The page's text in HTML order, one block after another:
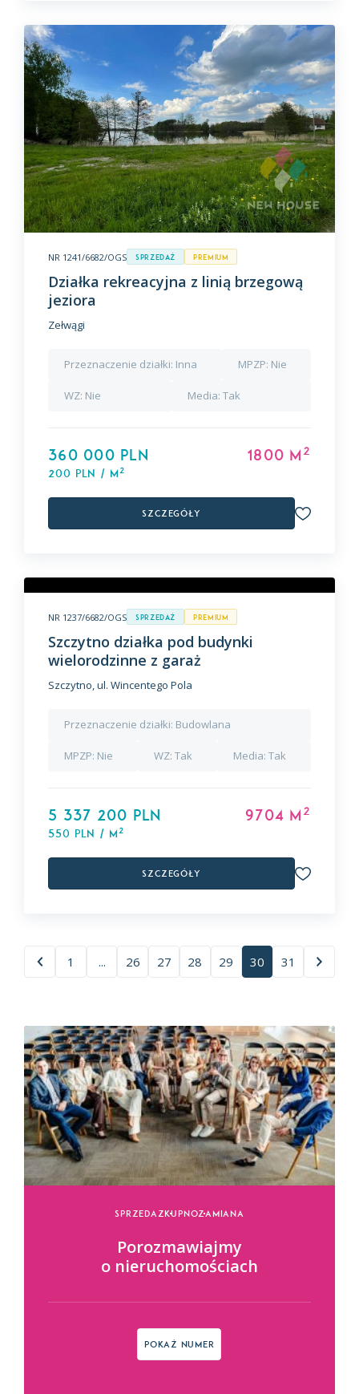
NR 1241/6682/OGS Sprzedaż premium
Działka rekreacyjna z linią brzegową
jeziora
Zełwągi
Przeznaczenie działki: Inna MPZP: Nie
WZ: Nie Media: Tak
360 000 PLN
200 PLN / m2
1800 m2
Szczegóły
NR 1237/6682/OGS Sprzedaż premium
Szczytno działka pod budynki
wielorodzinne z garaż
Szczytno, ul. Wincentego Pola
Przeznaczenie działki: Budowlana
MPZP: Nie WZ: Tak Media: Tak
5 337 200 PLN
550 PLN / m2
9704 m2
Szczegóły
1 ... 26 27 28 29 30 31
SprzedazKupnoZamiana
Porozmawiajmy
o nieruchomościach
Pokaż numer